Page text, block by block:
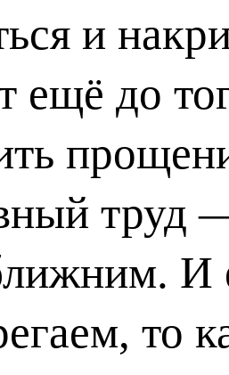
и
ещё до
труд
И
то